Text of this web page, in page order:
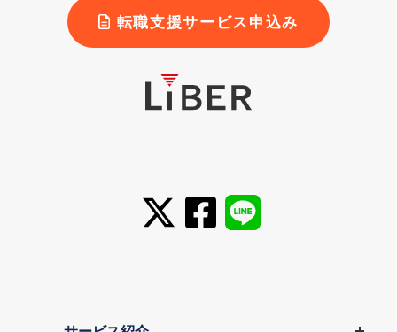
転職支援サービス申込み